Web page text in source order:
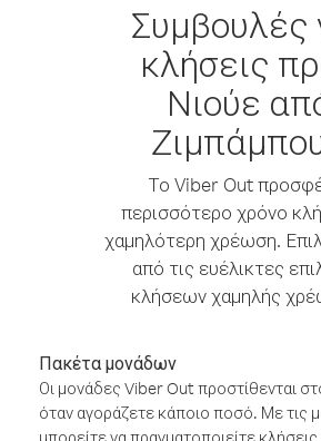
Συμβουλές
κλήσεις
Νιούε
Το Viber Out
περισσότερο χρόνο
χαμηλότερη χρέωση.
από τις ευέλικτες
κλήσεων χαμηλής
Πακέτα μονάδων
Οι μονάδες Viber Out προστίθενται
όταν αγοράζετε κάποιο ποσό. Με τις